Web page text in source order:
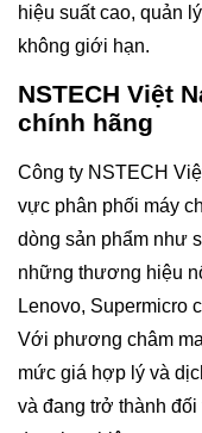
hiệu suất cao, quản
không giới hạn.
NSTECH Việt
chính hãng
Công ty NSTECH
vực phân phối máy
dòng sản phẩm như
những thương hiệu
Lenovo, Supermicro
Với phương châm
mức giá hợp lý và
và đang trở thành